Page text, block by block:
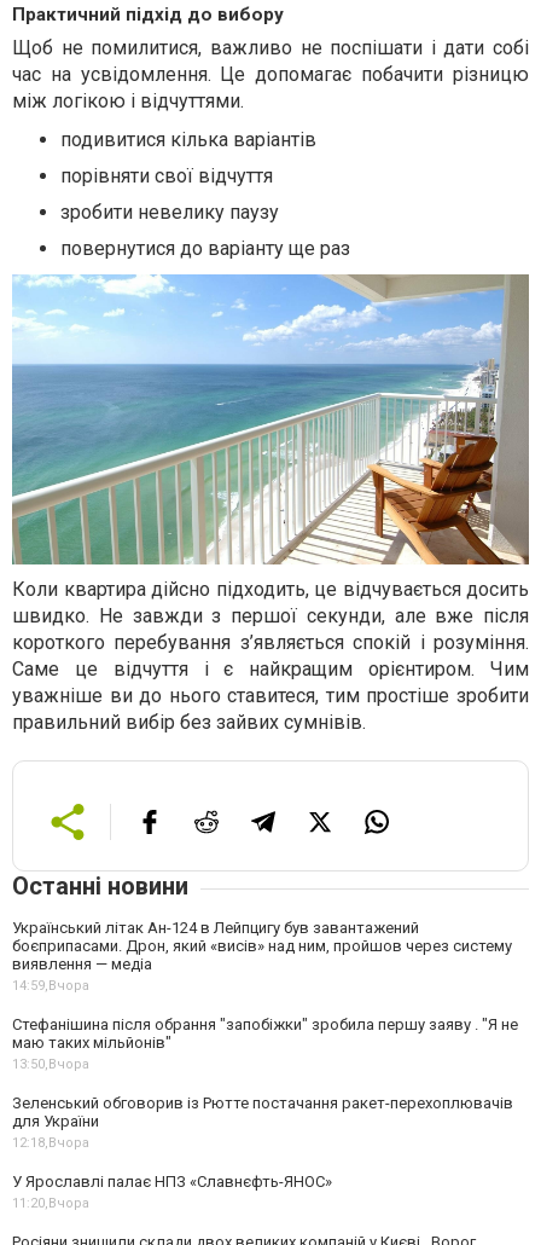
Практичний підхід до вибору
Щоб не помилитися, важливо не поспішати і дати собі
час на усвідомлення. Це допомагає побачити різницю
між логікою і відчуттями.
подивитися кілька варіантів
порівняти свої відчуття
зробити невелику паузу
повернутися до варіанту ще раз
Коли квартира дійсно підходить, це відчувається досить
швидко. Не завжди з першої секунди, але вже після
короткого перебування з’являється спокій і розуміння.
Саме це відчуття і є найкращим орієнтиром. Чим
уважніше ви до нього ставитеся, тим простіше зробити
правильний вибір без зайвих сумнівів.
Останні новини
Український літак Ан-124 в Лейпцигу був завантажений
боєприпасами. Дрон, який «висів» над ним, пройшов через систему
виявлення — медіа
14:59, Вчора
Стефанішина після обрання "запобіжки" зробила першу заяву . "Я не
маю таких мільйонів"
13:50, Вчора
Зеленський обговорив із Рютте постачання ракет-перехоплювачів
для України
12:18, Вчора
У Ярославлі палає НПЗ «Славнєфть-ЯНОС»
11:20, Вчора